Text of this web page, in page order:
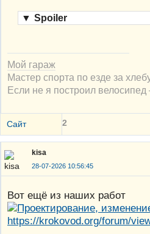
▼ Spoiler
Мой гараж
Мастер спорта по езде за
Если не я построил
Сайт 2
kisa
28-07-2026 10:56:45
Вот ещё из наших работ
https://krokovod.org/forum/